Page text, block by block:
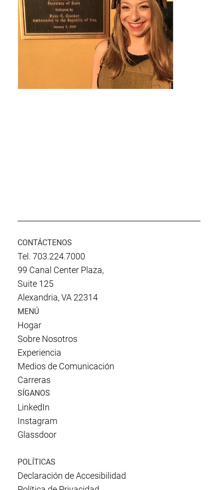
CONTÁCTENOS
Tel. 703.224.7000
99 Canal Center Plaza,
Suite 125
Alexandria, VA 22314
MENÚ
Hogar
Sobre Nosotros
Experiencia
Medios de Comunicación
Carreras
SÍGANOS
LinkedIn
Instagram
Glassdoor
POLÍTICAS
Declaración de Accesibilidad